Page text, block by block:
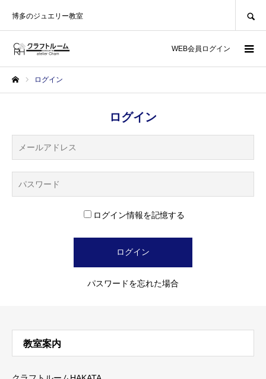
博多のジュエリー教室
WEB会員ログイン
ログイン
ログイン
ログイン情報を記憶する
パスワードを忘れた場合
教室案内